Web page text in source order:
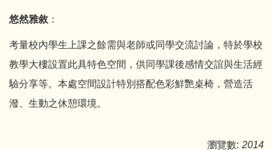
悠然雅敘 ：
考量校內學生上課之餘需與老師或同學交流討論，特於學校
教學大樓設置此具特色空間，供同學課後感情交誼與生活經
驗分享等。本處空間設計特別搭配色彩鮮艷桌椅，營造活
潑、生動之休憩環境。
瀏覽數: 2014